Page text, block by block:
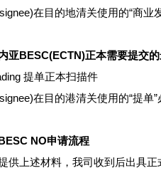
在目的地清关使用的“商
亚BESC(ECTN)正本需要提交
提单正本扫描件
在目的港清关使用的“提单
NO申请流程
供上述材料，我司收到后出具正